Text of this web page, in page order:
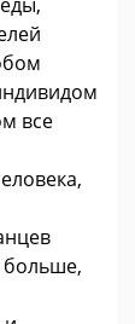
все
больше,